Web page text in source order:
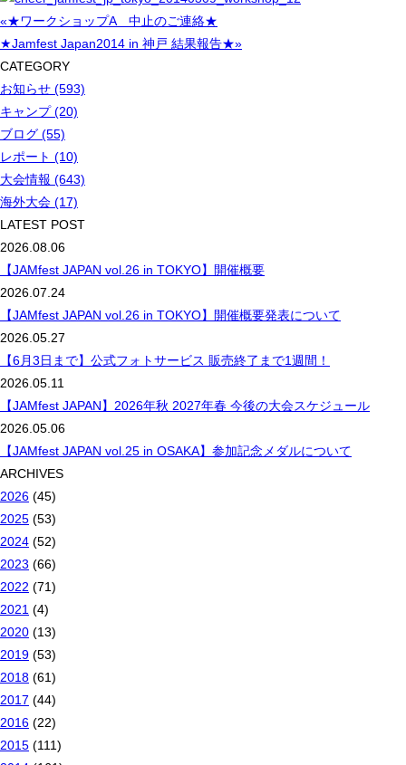
«★ワークショップA 中止のご連絡★
★Jamfest Japan2014 in 神戸 結果報告★»
CATEGORY
お知らせ (593)
キャンプ (20)
ブログ (55)
レポート (10)
大会情報 (643)
海外大会 (17)
LATEST POST
2026.08.06
【JAMfest JAPAN vol.26 in TOKYO】開催概要
2026.07.24
【JAMfest JAPAN vol.26 in TOKYO】開催概要発表について
2026.05.27
【6月3日まで】公式フォトサービス 販売終了まで1週間！
2026.05.11
【JAMfest JAPAN】2026年秋 2027年春 今後の大会スケジュール
2026.05.06
【JAMfest JAPAN vol.25 in OSAKA】参加記念メダルについて
ARCHIVES
2026 (45)
2025 (53)
2024 (52)
2023 (66)
2022 (71)
2021 (4)
2020 (13)
2019 (53)
2018 (61)
2017 (44)
2016 (22)
2015 (111)